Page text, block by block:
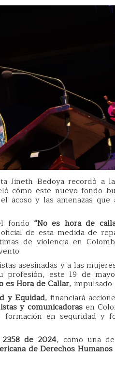
Jineth Bedoya recordó a
cómo este nuevo fondo
acoso y las amenazas que
fondo “No es hora de
de esta medida de
de violencia en
asesinadas y a las
profesión, este 19 de
es Hora de Callar, impulsado
y Equidad, financiará
y comunicadorasen
formación en seguridad y
de 2024, como una
de Derechos